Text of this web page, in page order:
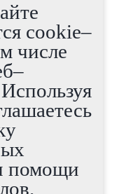
cookie–
числе
помощи